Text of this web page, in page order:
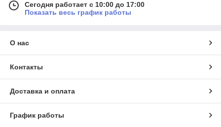
Сегодня работает с 10:00 до 17:00
Показать весь график работы
О нас
Контакты
Доставка и оплата
График работы